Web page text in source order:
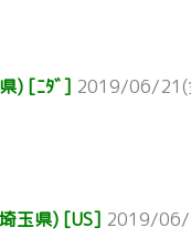
) [ﾆﾀﾞ] 2019/06/21(
玉県) [US] 2019/06/